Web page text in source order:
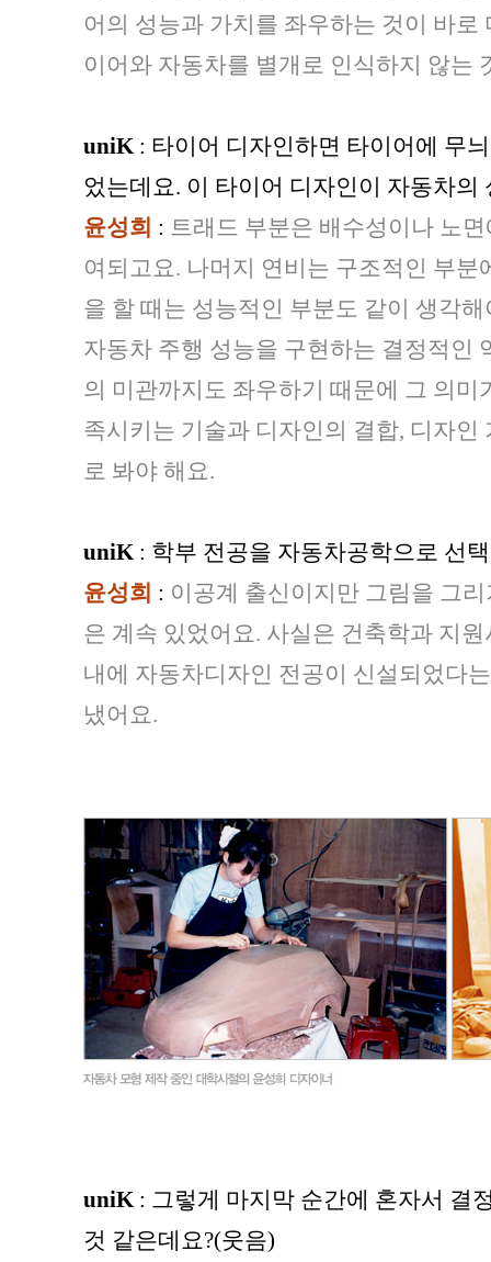
어의 성능과 가치를 좌우하는 것이 바
이어와 자동차를 별개로 인식하지 않는
uniK : 타이어 디자인하면 타이어에 무
었는데요. 이 타이어 디자인이 자동차의
윤성희 : 트래드 부분은 배수성이나 노
여되고요. 나머지 연비는 구조적인 부
을 할 때는 성능적인 부분도 같이 생각
자동차 주행 성능을 구현하는 결정적인
의 미관까지도 좌우하기 때문에 그 의미
족시키는 기술과 디자인의 결합, 디자인
로 봐야 해요.
uniK : 학부 전공을 자동차공학으로 선
윤성희 : 이공계 출신이지만 그림을 그
은 계속 있었어요. 사실은 건축학과 지
내에 자동차디자인 전공이 신설되었다
냈어요.
uniK : 그렇게 마지막 순간에 혼자서 결
것 같은데요?(웃음)